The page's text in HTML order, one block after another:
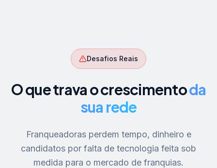
Desafios Reais
O que trava o crescimentoda
sua rede
Franqueadoras perdem tempo, dinheiro e
candidatos por falta de tecnologia feita sob
medida para o mercado de franquias.